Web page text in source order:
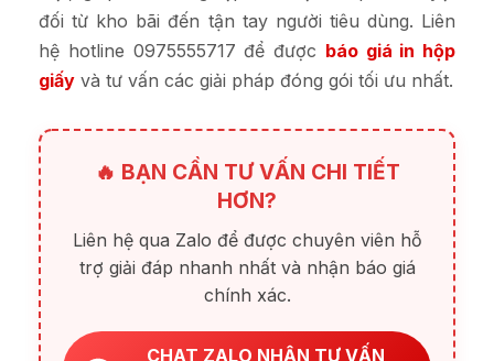
Số
lượng
Số lượng tối thiểu: 100 hộp (để tối ưu chi
phí công đoạn chuẩn bị Metalize).
Thời
đối từ kho bãi đến tận tay người tiêu dùng. Liên
hệ hotline 0975555717 để được báo giá in hộp
giấy và tư vấn các giải pháp đóng gói tối ưu nhất.
🔥 BẠN CẦN TƯ VẤN CHI TIẾT
HƠN?
Liên hệ qua Zalo để được chuyên viên hỗ
trợ giải đáp nhanh nhất và nhận báo giá
chính xác.
CHAT ZALO NHẬN TƯ VẤN